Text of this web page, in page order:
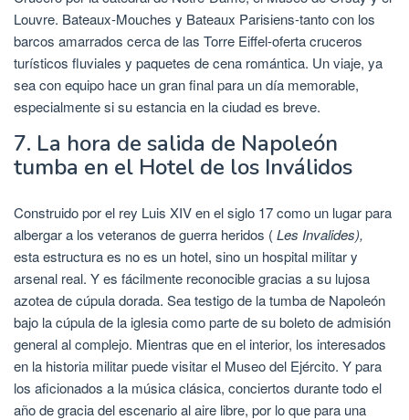
Louvre. Bateaux-Mouches y Bateaux Parisiens-tanto con los
barcos amarrados cerca de las Torre Eiffel-oferta cruceros
turísticos fluviales y paquetes de cena romántica. Un viaje, ya
sea con equipo hace un gran final para un día memorable,
especialmente si su estancia en la ciudad es breve.
7. La hora de salida de Napoleón
tumba en el Hotel de los Inválidos
Construido por el rey Luis XIV en el siglo 17 como un lugar para
albergar a los veteranos de guerra heridos (Les Invalides),
esta estructura es no es un hotel, sino un hospital militar y
arsenal real. Y es fácilmente reconocible gracias a su lujosa
azotea de cúpula dorada. Sea testigo de la tumba de Napoleón
bajo la cúpula de la iglesia como parte de su boleto de admisión
general al complejo. Mientras que en el interior, los interesados
en la historia militar puede visitar el Museo del Ejército. Y para
los aficionados a la música clásica, conciertos durante todo el
año de gracia del escenario al aire libre, por lo que para una